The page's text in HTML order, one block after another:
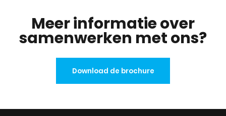
Meer informatie over
samenwerken met ons?
Download de brochure